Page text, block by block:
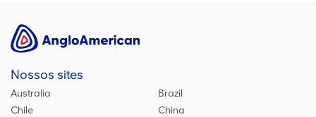
Nossos sites
Australia
Brazil
Chile
China